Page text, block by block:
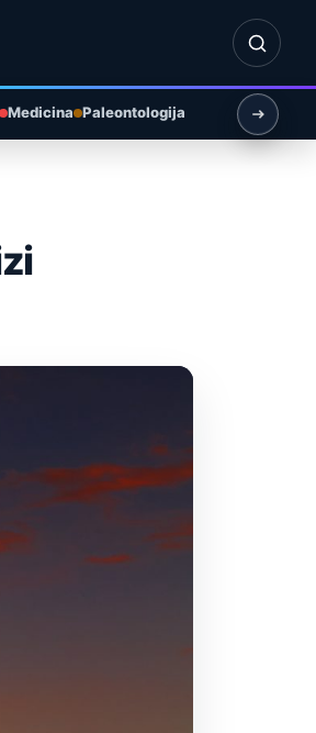
Otvori
Medicina Paleontologija